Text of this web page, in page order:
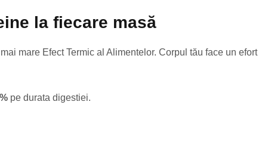
la fiecare masă
mare Efect Termic al Alimentelor. Corpul tău face un efort
pe durata digestiei.